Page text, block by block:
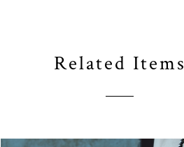
Related Items